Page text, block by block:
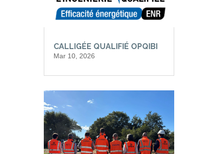
CALLIGÉE QUALIFIÉ OPQIBI
Mar 10, 2026